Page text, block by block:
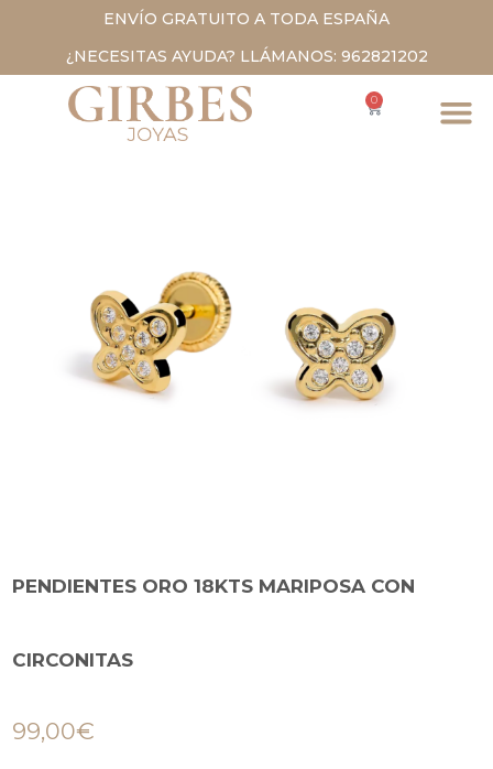
ENVÍO GRATUITO A TODA ESPAÑA
¿NECESITAS AYUDA? LLÁMANOS: 962821202
0
PENDIENTES ORO 18KTS MARIPOSA CON
CIRCONITAS
99,00€